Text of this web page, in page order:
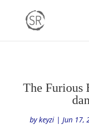
The Furious
bykeyzi |Jun 17,